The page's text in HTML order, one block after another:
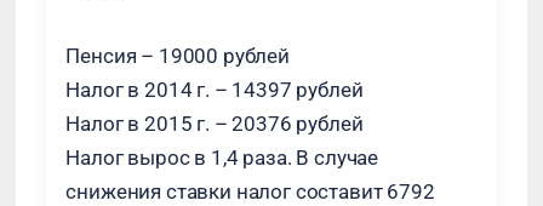
Пенсия – 19000 рублей
Налог в 2014 г. – 14397 рублей
Налог в 2015 г. – 20376 рублей
Налог вырос в 1,4 раза. В случае
снижения ставки налог составит 6792